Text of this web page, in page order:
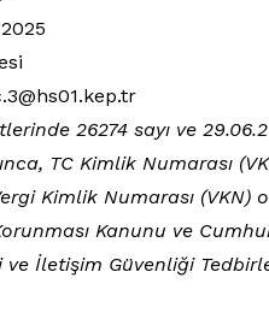
26274 sayı ve
TC Kimlik Numarası
Kimlik Numarası (VKN)
Kanunu ve
İletişim Güvenliği